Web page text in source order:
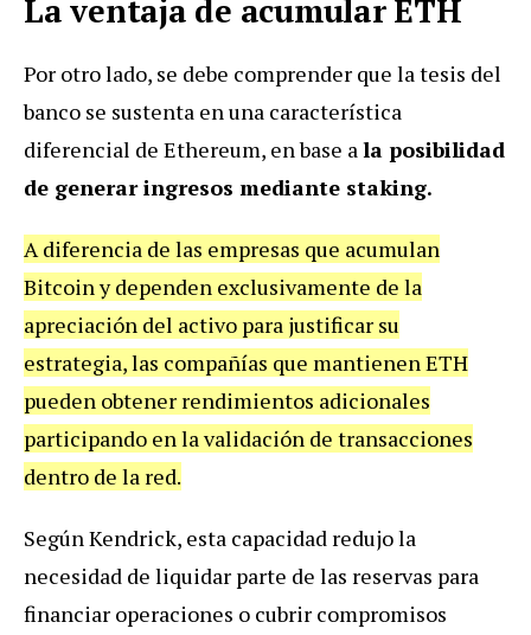
La ventaja de acumular ETH
Por otro lado, se debe comprender que la tesis del
banco se sustenta en una característica
diferencial de Ethereum, en base ala posibilidad
de generar ingresos mediante staking.
A diferencia de las empresas que acumulan
Bitcoin y dependen exclusivamente de la
apreciación del activo para justificar su
estrategia, las compañías que mantienen ETH
pueden obtener rendimientos adicionales
participando en la validación de transacciones
dentro de la red.
Según Kendrick, esta capacidad redujo la
necesidad de liquidar parte de las reservas para
financiar operaciones o cubrir compromisos